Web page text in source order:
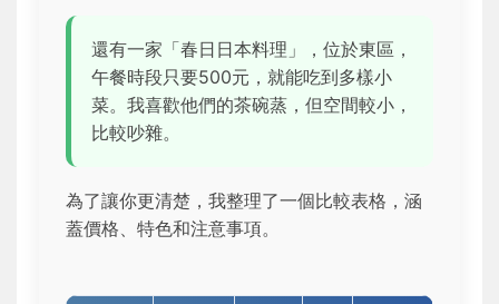
還有一家「春日日本料理」，位於東區，
午餐時段只要500元，就能吃到多樣小
菜。我喜歡他們的茶碗蒸，但空間較小，
比較吵雜。
為了讓你更清楚，我整理了一個比較表格，涵
蓋價格、特色和注意事項。